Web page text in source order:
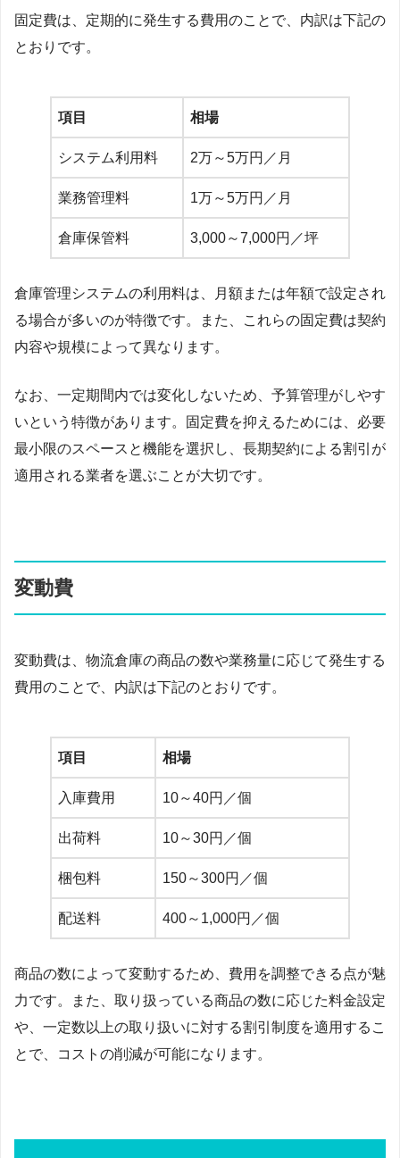
固定費は、定期的に発生する費用のことで、内訳は下記の
とおりです。
項目 相場
システム利用料 2万～5万円／月
業務管理料 1万～5万円／月
倉庫保管料 3,000～7,000円／坪
倉庫管理システムの利用料は、月額または年額で設定され
る場合が多いのが特徴です。また、これらの固定費は契約
内容や規模によって異なります。
なお、一定期間内では変化しないため、予算管理がしやす
いという特徴があります。固定費を抑えるためには、必要
最小限のスペースと機能を選択し、長期契約による割引が
適用される業者を選ぶことが大切です。
変動費
変動費は、物流倉庫の商品の数や業務量に応じて発生する
費用のことで、内訳は下記のとおりです。
項目 相場
入庫費用 10～40円／個
出荷料 10～30円／個
梱包料 150～300円／個
配送料 400～1,000円／個
商品の数によって変動するため、費用を調整できる点が魅
力です。また、取り扱っている商品の数に応じた料金設定
や、一定数以上の取り扱いに対する割引制度を適用するこ
とで、コストの削減が可能になります。